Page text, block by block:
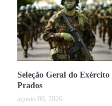
Seleção Geral do
Prados
agosto 06, 2026